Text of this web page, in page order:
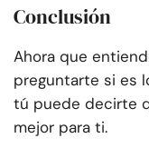
Conclusión
Ahora que
preguntarte si es
tú puede decirte
mejor para ti.